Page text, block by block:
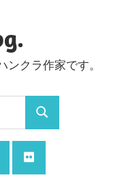
クラ作家です。
検
索